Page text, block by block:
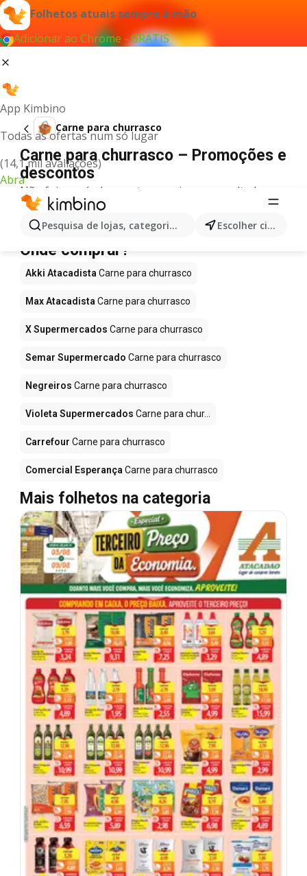
Folhetos atuais sempre à mão
Adicionar ao Chrome - GRÁTIS
App Kimbino
Todas as ofertas num só lugar
(14,1 mil avaliações)
Abra
Pesquisa de lojas, categorias,produtos... Escolher cidade
Carne para churrasco
Carne para churrasco – Promoções e
descontos
Não foi possível encontrar quaisquer resultados
para este termo.
Carne para churrasco em promoção -
Onde comprar?
Akki Atacadista Carne para churrasco
Max Atacadista Carne para churrasco
X Supermercados Carne para churrasco
Semar Supermercado Carne para churrasco
Negreiros Carne para churrasco
Violeta Supermercados Carne para chur...
Carrefour Carne para churrasco
Comercial Esperança Carne para churrasco
Mais folhetos na categoria